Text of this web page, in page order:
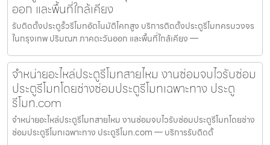
ออก และพื้นที่ใกล้เคียง
รับติดตั้งประตูรั้วรีโมทอัตโนมัติโคกสูง บริการติดตั้งประตูรีโมทครบวงจร
ในกรุงเทพ ปริมณฑ ภาคตะวันออก และพื้นที่ใกล้เคียง —
จำหน่ายอะไหล่ประตูรีโมทสายไหม งานซ่อมจบไวรับซ่อม
ประตูรีโมทโดยช่างซ่อมประตูรีโมทเฉพาะทาง ประตู
รีโมท.com
จำหน่ายอะไหล่ประตูรีโมทสายไหม งานซ่อมจบไวรับซ่อมประตูรีโมทโดยช่าง
ซ่อมประตูรีโมทเฉพาะทาง ประตูรีโมท.com — บริการรับติดตั้